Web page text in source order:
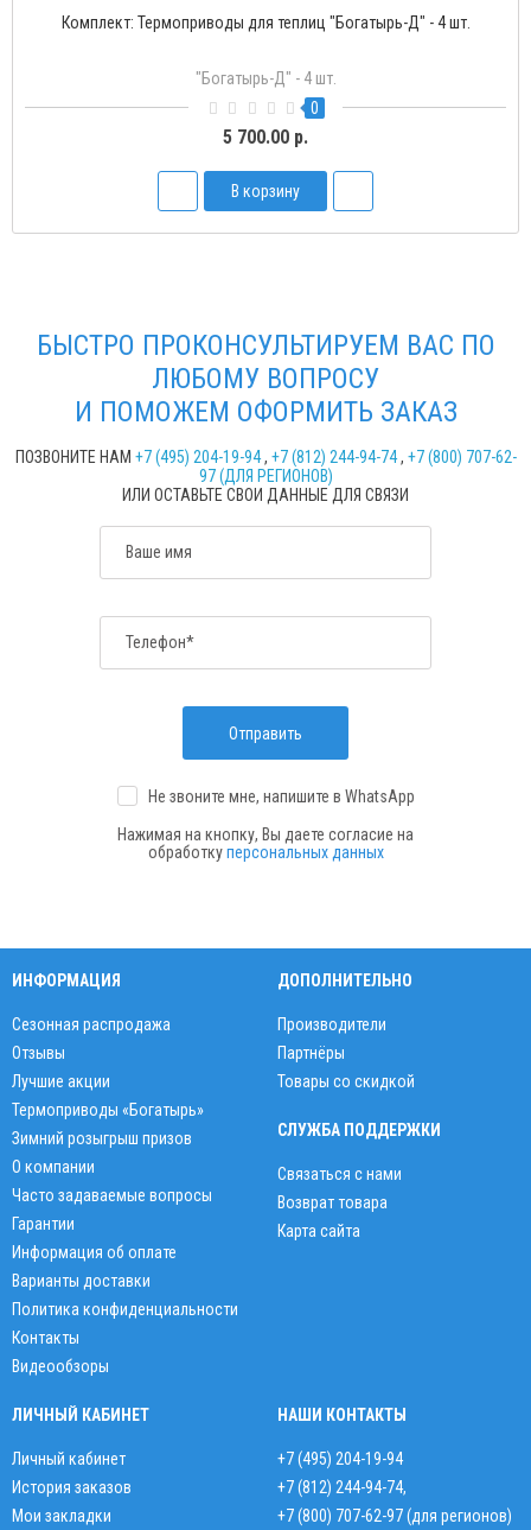
Комплект: Термоприводы для теплиц "Богатырь-Д" - 4 шт.
"Богатырь-Д" - 4 шт.
0
5 700.00 р.
В корзину
БЫСТРО ПРОКОНСУЛЬТИРУЕМ ВАС ПО
ЛЮБОМУ ВОПРОСУ
И ПОМОЖЕМ ОФОРМИТЬ ЗАКАЗ
ПОЗВОНИТЕ НАМ +7 (495) 204-19-94, +7 (812) 244-94-74, +7 (800) 707-62-
97 (ДЛЯ РЕГИОНОВ)
ИЛИ ОСТАВЬТЕ СВОИ ДАННЫЕ ДЛЯ СВЯЗИ
Ваше имя
Телефон*
Отправить
Не звоните мне, напишите в WhatsApp
Нажимая на кнопку, Вы даете согласие на
обработкуперсональных данных
ИНФОРМАЦИЯ
Сезонная распродажа
Отзывы
Лучшие акции
Термоприводы «Богатырь»
Зимний розыгрыш призов
О компании
Часто задаваемые вопросы
Гарантии
Информация об оплате
Варианты доставки
Политика конфиденциальности
Контакты
Видеообзоры
ДОПОЛНИТЕЛЬНО
Производители
Партнёры
Товары со скидкой
СЛУЖБА ПОДДЕРЖКИ
Связаться с нами
Возврат товара
Карта сайта
ЛИЧНЫЙ КАБИНЕТ
Личный кабинет
История заказов
Мои закладки
НАШИ КОНТАКТЫ
+7 (495) 204-19-94
+7 (812) 244-94-74,
+7 (800) 707-62-97 (для регионов)